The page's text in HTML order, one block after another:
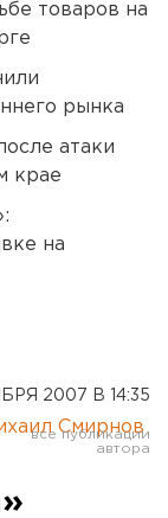
товаров на
рынка
атаки
крае
на
2007 В 14:35
Смирнов